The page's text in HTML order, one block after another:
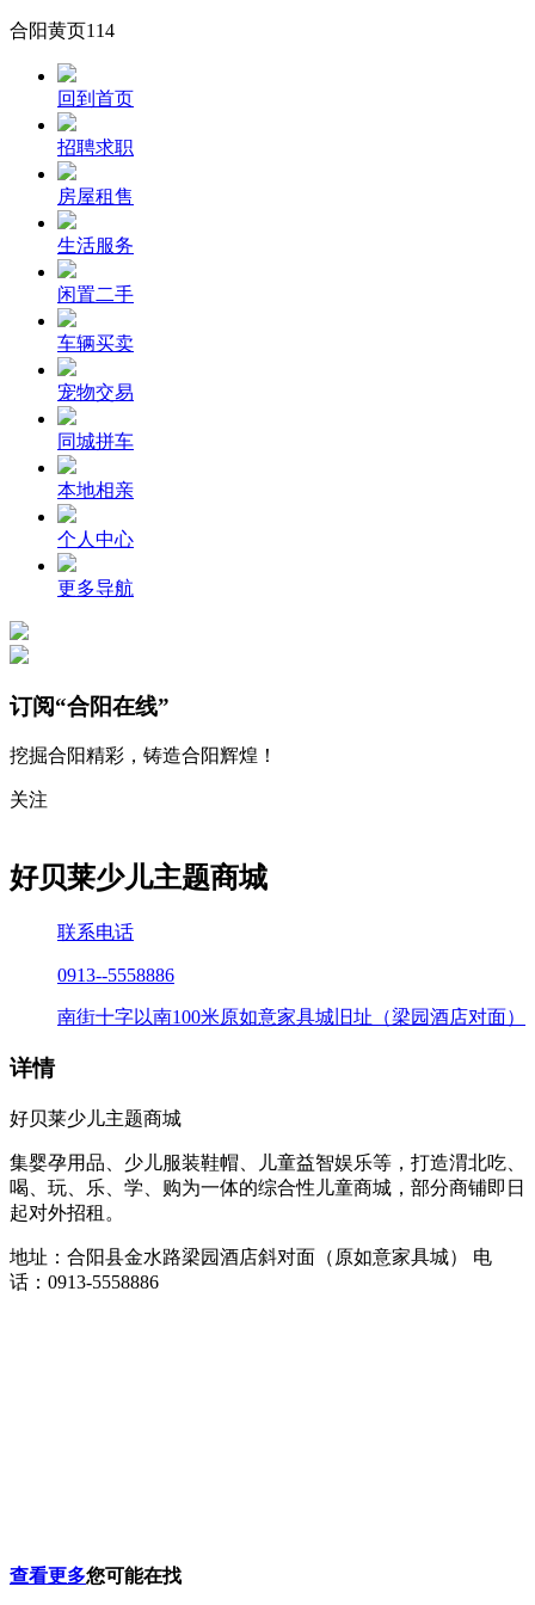
合阳黄页114
回到首页
招聘求职
房屋租售
生活服务
闲置二手
车辆买卖
宠物交易
同城拼车
本地相亲
个人中心
更多导航
订阅“合阳在线”
挖掘合阳精彩，铸造合阳辉煌！
关注
好贝莱少儿主题商城
联系电话
0913--5558886
南街十字以南100米原如意家具城旧址（梁园酒店对面）
详情
好贝莱少儿主题商城
集婴孕用品、少儿服装鞋帽、儿童益智娱乐等，打造渭北吃、
喝、玩、乐、学、购为一体的综合性儿童商城，部分商铺即日
起对外招租。
地址：合阳县金水路梁园酒店斜对面（原如意家具城） 电
话：0913-5558886
查看更多您可能在找